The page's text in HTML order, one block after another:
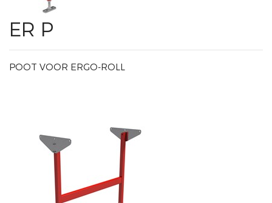
ER P
POOT VOOR ERGO-ROLL